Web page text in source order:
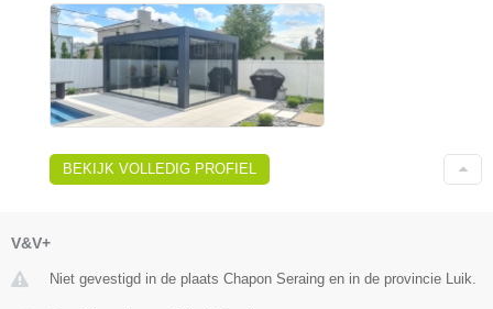
BEKIJK VOLLEDIG PROFIEL
V&V+
Niet gevestigd in de plaats Chapon Seraing en in de provincie Luik.